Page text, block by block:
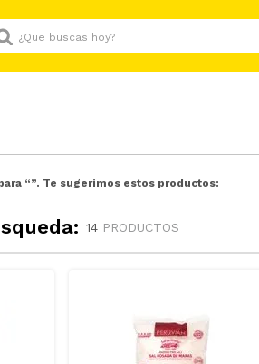
buscas hoy?
“”. Te sugerimos estos productos:
14 PRODUCTOS